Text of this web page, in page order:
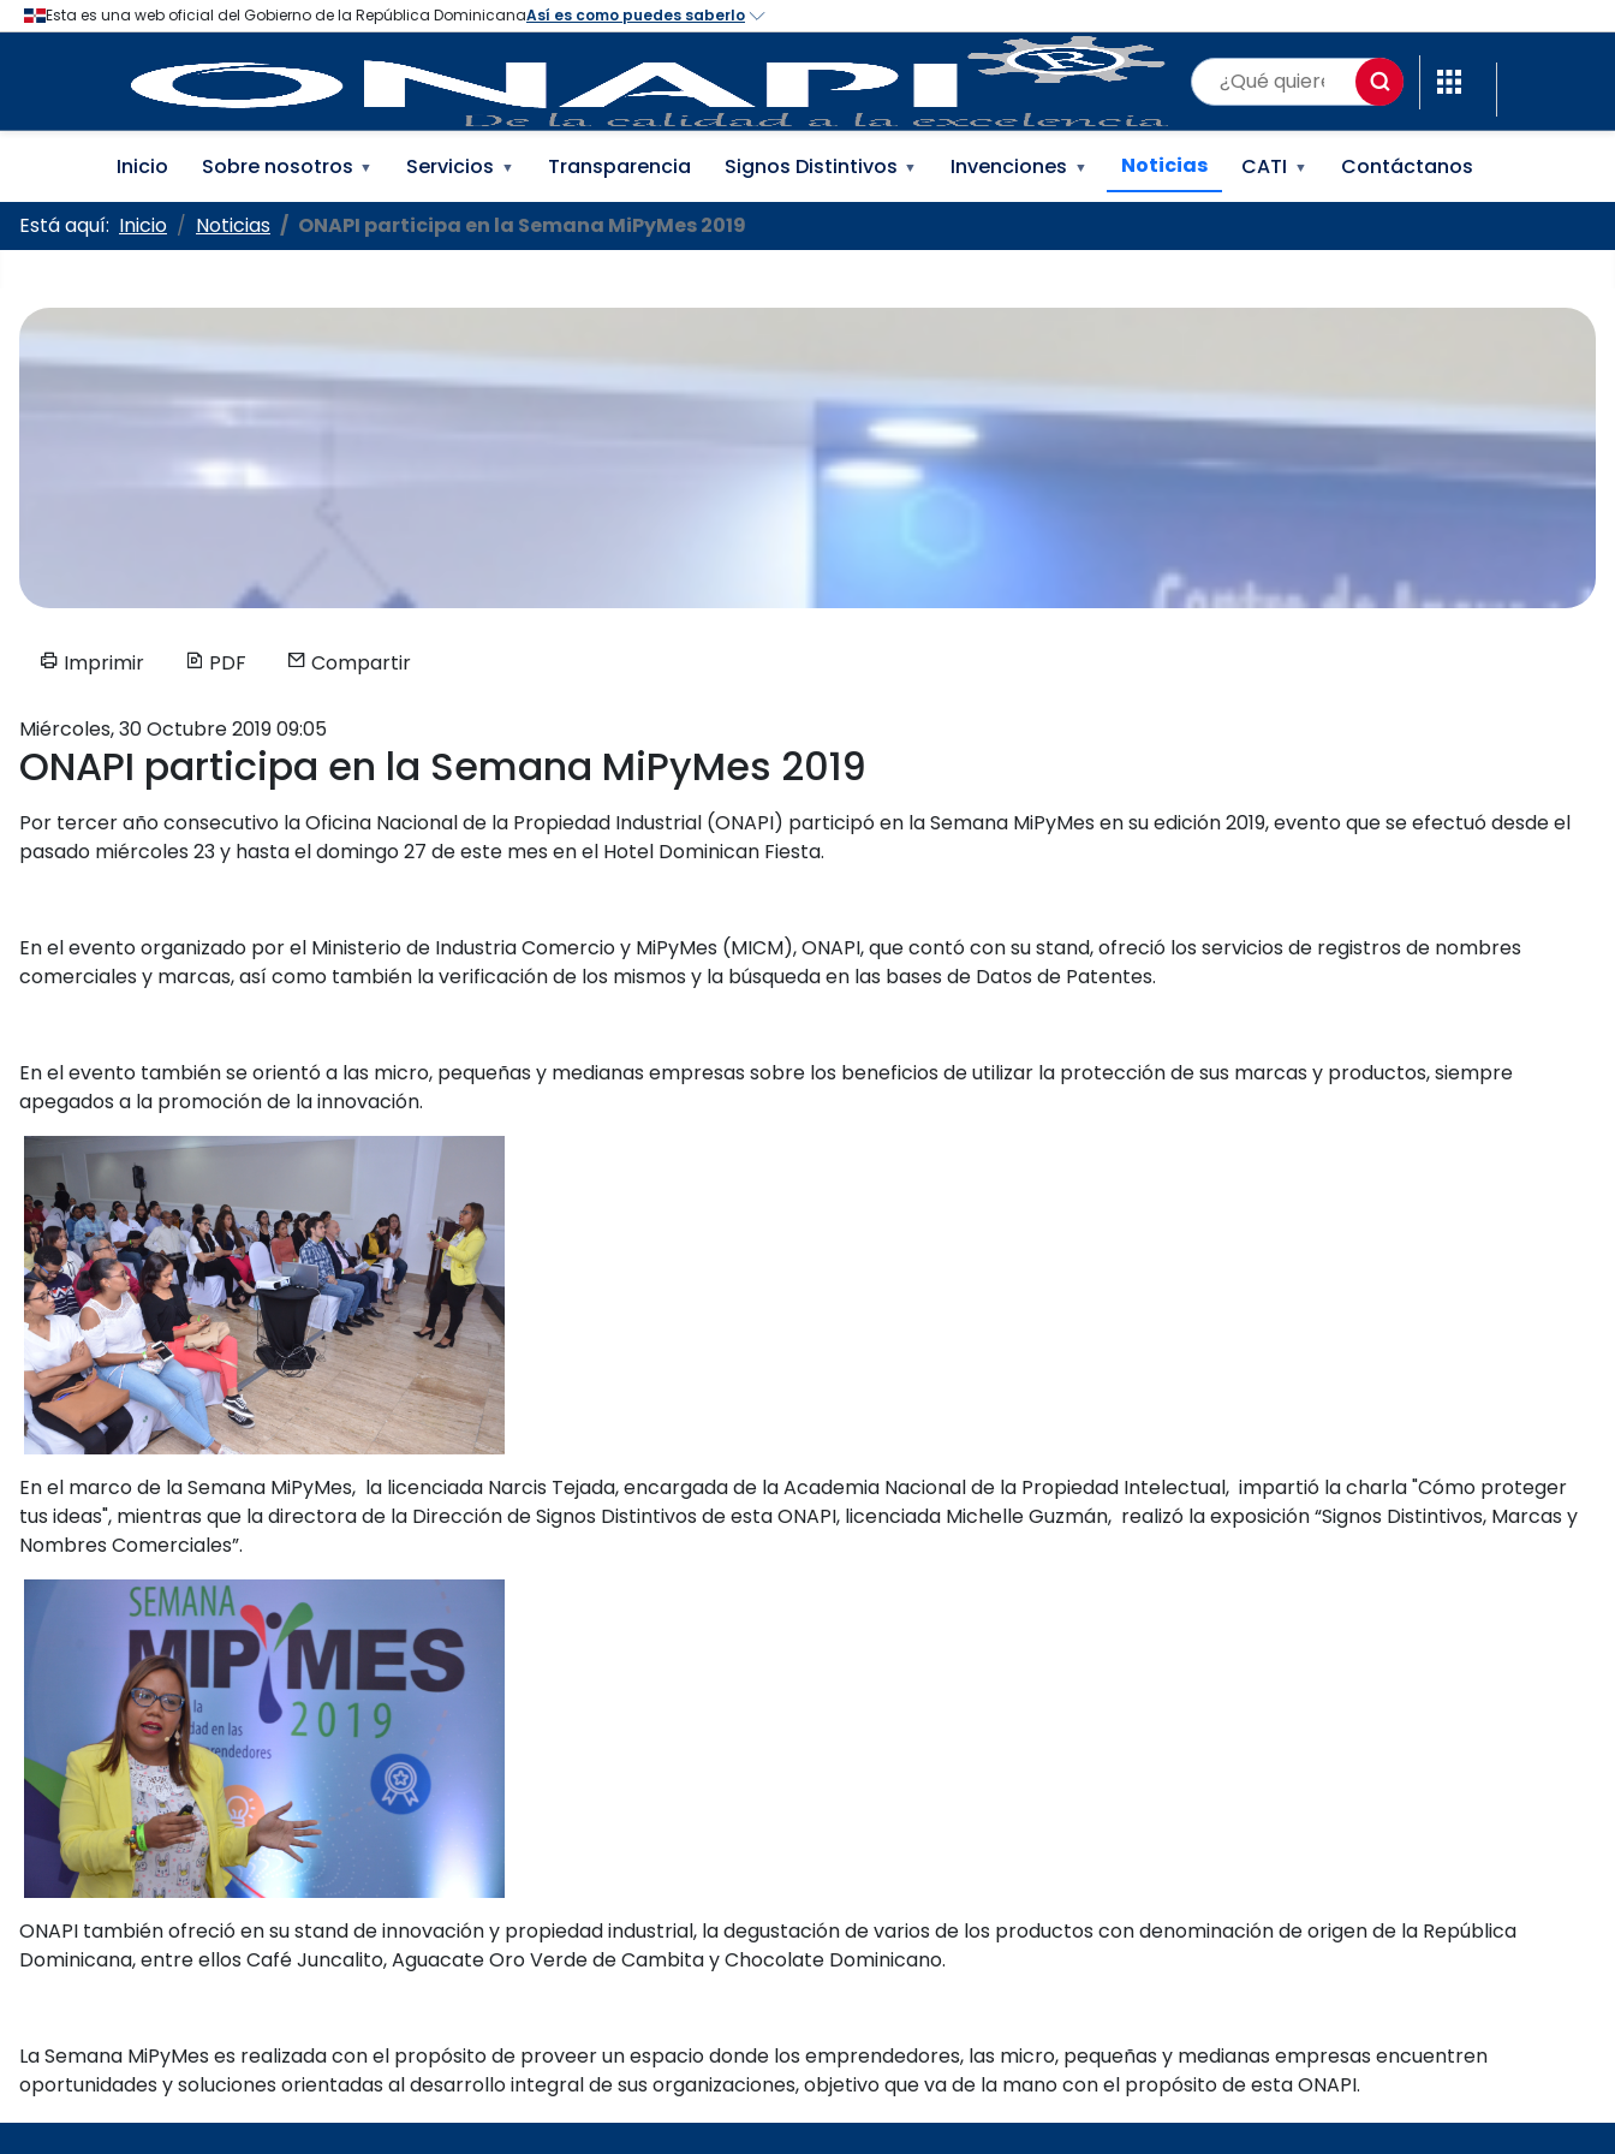
Oficina Nacional de la Propiedad Industrial (ONAPI)
Inicio Sobre nosotros ▼ Servicios ▼ Transparencia Signos Distintivos ▼ Invenciones ▼ Noticias CATI ▼ Contáctanos
Está aquí: Inicio Noticias ONAPI participa en la Semana MiPyMes 2019
Imprimir PDF Compartir
Miércoles, 30 Octubre 2019 09:05
ONAPI participa en la Semana MiPyMes 2019
Por tercer año consecutivo la Oficina Nacional de la Propiedad Industrial (ONAPI) participó en la Semana MiPyMes en su edición 2019, evento que se efectuó desde el
pasado miércoles 23 y hasta el domingo 27 de este mes en el Hotel Dominican Fiesta.
En el evento organizado por el Ministerio de Industria Comercio y MiPyMes (MICM), ONAPI, que contó con su stand, ofreció los servicios de registros de nombres
comerciales y marcas, así como también la verificación de los mismos y la búsqueda en las bases de Datos de Patentes.
En el evento también se orientó a las micro, pequeñas y medianas empresas sobre los beneficios de utilizar la protección de sus marcas y productos, siempre
apegados a la promoción de la innovación.
En el marco de la Semana MiPyMes, la licenciada Narcis Tejada, encargada de la Academia Nacional de la Propiedad Intelectual, impartió la charla "Cómo proteger
tus ideas", mientras que la directora de la Dirección de Signos Distintivos de esta ONAPI, licenciada Michelle Guzmán, realizó la exposición “Signos Distintivos, Marcas y
Nombres Comerciales”.
ONAPI también ofreció en su stand de innovación y propiedad industrial, la degustación de varios de los productos con denominación de origen de la República
Dominicana, entre ellos Café Juncalito, Aguacate Oro Verde de Cambita y Chocolate Dominicano.
La Semana MiPyMes es realizada con el propósito de proveer un espacio donde los emprendedores, las micro, pequeñas y medianas empresas encuentren
oportunidades y soluciones orientadas al desarrollo integral de sus organizaciones, objetivo que va de la mano con el propósito de esta ONAPI.